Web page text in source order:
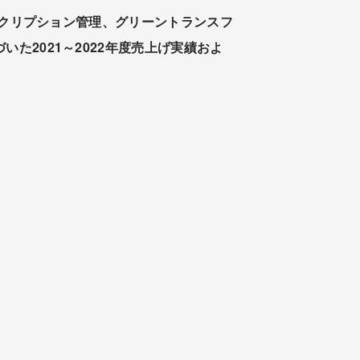
プション管理、グリーントランスフ
た2021～2022年度売上げ実績およ